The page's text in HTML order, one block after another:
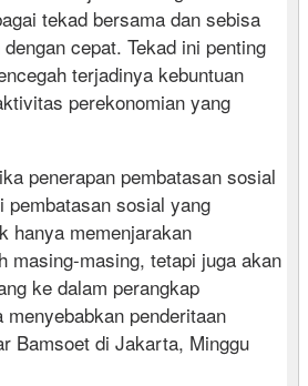
tekad bersama dan sebisa
cepat. Tekad ini penting
terjadinya kebuntuan
perekonomian yang
penerapan pembatasan sosial
pembatasan sosial yang
hanya memenjarakan
masing-masing, tetapi juga akan
ke dalam perangkap
penderitaan
Bamsoet di Jakarta, Minggu